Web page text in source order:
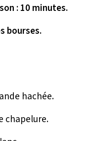
: 10 minutes.
bourses.
hachée.